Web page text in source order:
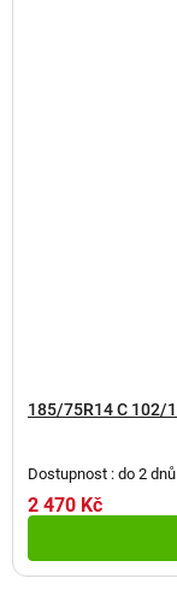
185/75R14 C 102/
Dostupnost : do 2 dnů
2 470 Kč